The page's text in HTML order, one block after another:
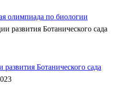
олимпиада по биологии
Ботанического сада